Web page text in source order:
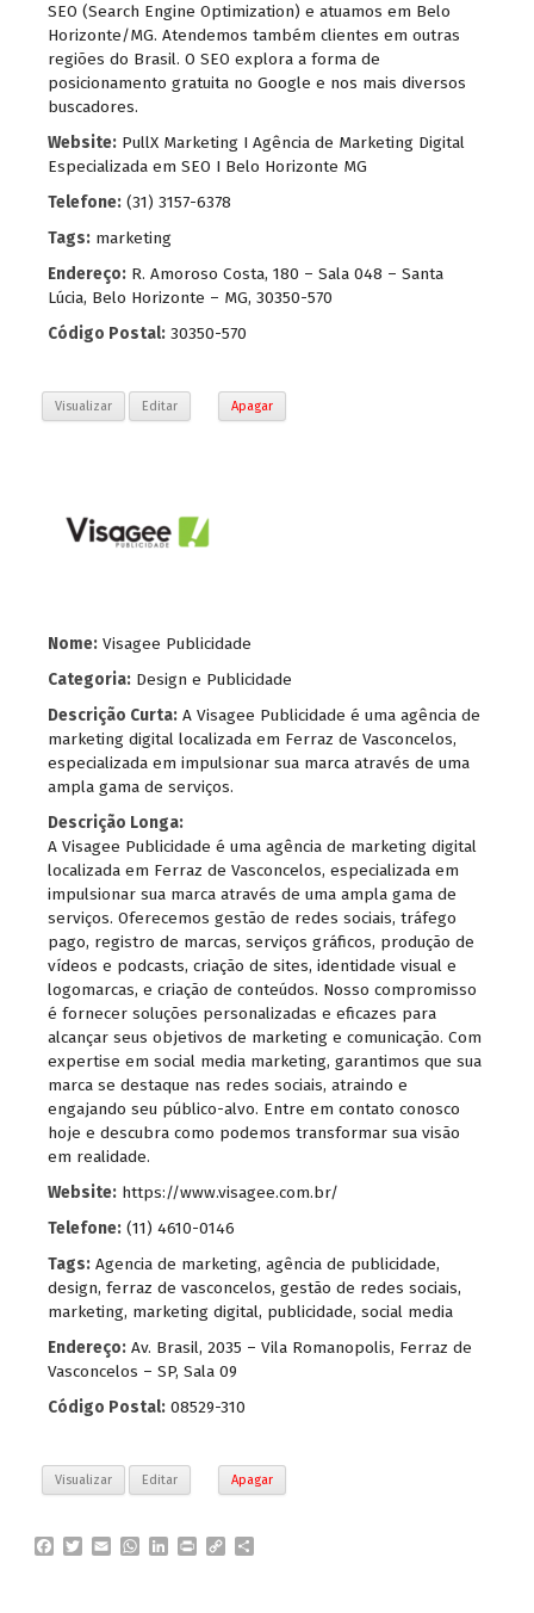
SEO (Search Engine Optimization) e atuamos em Belo
Horizonte/MG. Atendemos também clientes em outras
regiões do Brasil. O SEO explora a forma de
posicionamento gratuita no Google e nos mais diversos
buscadores.
Website: PullX Marketing I Agência de Marketing Digital
Especializada em SEO I Belo Horizonte MG
Telefone: (31) 3157-6378
Tags: marketing
Endereço: R. Amoroso Costa, 180 – Sala 048 – Santa
Lúcia, Belo Horizonte – MG, 30350-570
Código Postal: 30350-570
Visualizar Editar Apagar
Nome: Visagee Publicidade
Categoria: Design e Publicidade
Descrição Curta: A Visagee Publicidade é uma agência de
marketing digital localizada em Ferraz de Vasconcelos,
especializada em impulsionar sua marca através de uma
ampla gama de serviços.
Descrição Longa:
A Visagee Publicidade é uma agência de marketing digital
localizada em Ferraz de Vasconcelos, especializada em
impulsionar sua marca através de uma ampla gama de
serviços. Oferecemos gestão de redes sociais, tráfego
pago, registro de marcas, serviços gráficos, produção de
vídeos e podcasts, criação de sites, identidade visual e
logomarcas, e criação de conteúdos. Nosso compromisso
é fornecer soluções personalizadas e eficazes para
alcançar seus objetivos de marketing e comunicação. Com
expertise em social media marketing, garantimos que sua
marca se destaque nas redes sociais, atraindo e
engajando seu público-alvo. Entre em contato conosco
hoje e descubra como podemos transformar sua visão
em realidade.
Website: https://www.visagee.com.br/
Telefone: (11) 4610-0146
Tags: Agencia de marketing, agência de publicidade,
design, ferraz de vasconcelos, gestão de redes sociais,
marketing, marketing digital, publicidade, social media
Endereço: Av. Brasil, 2035 – Vila Romanopolis, Ferraz de
Vasconcelos – SP, Sala 09
Código Postal: 08529-310
Visualizar Editar Apagar
T
E
W
P
C